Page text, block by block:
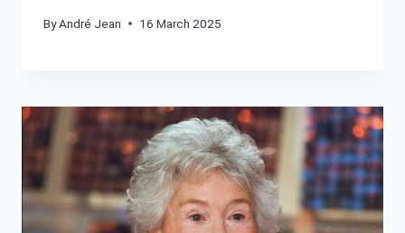
ByAndré Jean 16 March 2025